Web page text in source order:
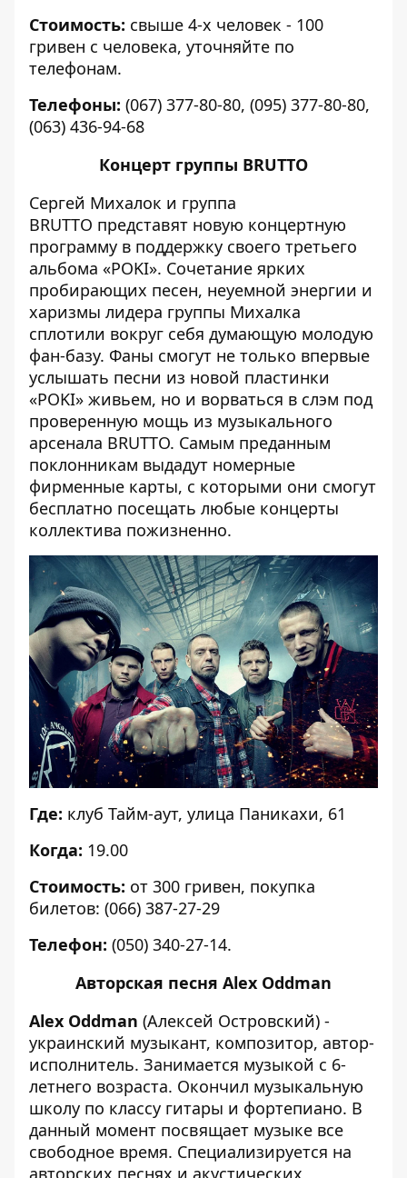
Стоимость: свыше 4-х человек - 100
гривен с человека, уточняйте по
телефонам.
Телефоны: (067) 377-80-80, (095) 377-80-80,
(063) 436-94-68
Концерт группы BRUTTO
Сергей Михалок и группа
BRUTTO представят новую концертную
программу в поддержку своего третьего
альбома «POKI». Сочетание ярких
пробирающих песен, неуемной энергии и
харизмы лидера группы Михалка
сплотили вокруг себя думающую молодую
фан-базу. Фаны смогут не только впервые
услышать песни из новой пластинки
«POKI» живьем, но и ворваться в слэм под
проверенную мощь из музыкального
арсенала BRUTTO. Самым преданным
поклонникам выдадут номерные
фирменные карты, с которыми они смогут
бесплатно посещать любые концерты
коллектива пожизненно.
Где: клуб Тайм-аут, улица Паникахи, 61
Когда: 19.00
Стоимость: от 300 гривен, покупка
билетов: (066) 387-27-29
Телефон: (050) 340-27-14.
Авторская песня Alex Oddman
Alex Oddman (Алексей Островский) -
украинский музыкант, композитор, автор-
исполнитель. Занимается музыкой с 6-
летнего возраста. Окончил музыкальную
школу по классу гитары и фортепиано. В
данный момент посвящает музыке все
свободное время. Специализируется на
авторских песнях и акустических